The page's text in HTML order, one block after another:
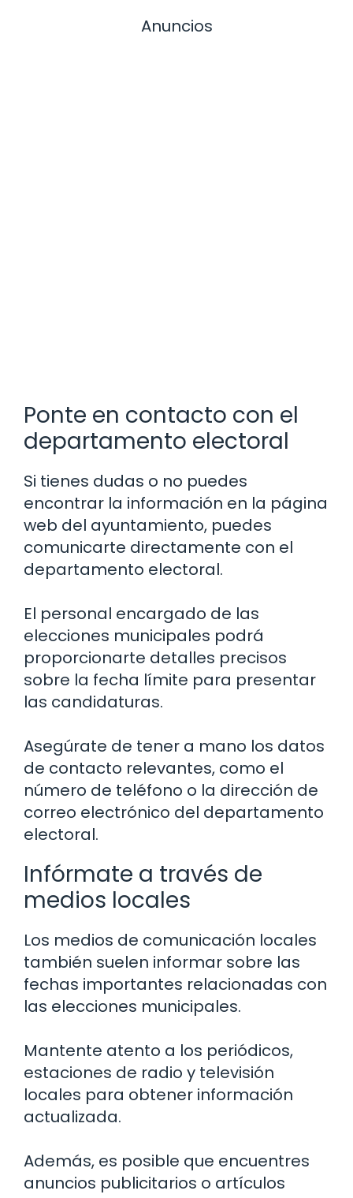
Anuncios
Ponte en contacto con el
departamento electoral
Si tienes dudas o no puedes
encontrar la información en la página
web del ayuntamiento, puedes
comunicarte directamente con el
departamento electoral.
El personal encargado de las
elecciones municipales podrá
proporcionarte detalles precisos
sobre la fecha límite para presentar
las candidaturas.
Asegúrate de tener a mano los datos
de contacto relevantes, como el
número de teléfono o la dirección de
correo electrónico del departamento
electoral.
Infórmate a través de
medios locales
Los medios de comunicación locales
también suelen informar sobre las
fechas importantes relacionadas con
las elecciones municipales.
Mantente atento a los periódicos,
estaciones de radio y televisión
locales para obtener información
actualizada.
Además, es posible que encuentres
anuncios publicitarios o artículos